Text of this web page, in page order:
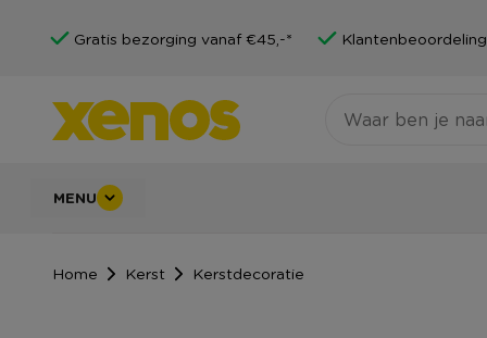
Gratis bezorging vanaf €45,-*
MENU
Home Kerst Kerstdecoratie